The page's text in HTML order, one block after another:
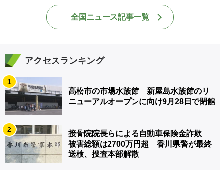
全国ニュース記事一覧
アクセスランキング
1
高松市の市場水族館 新屋島水族館のリ
ニューアルオープンに向け9月28日で閉館
2
接骨院院長らによる自動車保険金詐欺
被害総額は2700万円超 香川県警が最終
送検、捜査本部解散